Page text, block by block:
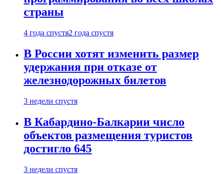
страны
4 года спустя2 года спустя
В России хотят изменить размер
удержания при отказе от
железнодорожных билетов
3 недели спустя
В Кабардино-Балкарии число
объектов размещения туристов
достигло 645
3 недели спустя